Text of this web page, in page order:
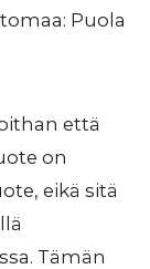
Puola
että
on
eikä sitä
Tämän